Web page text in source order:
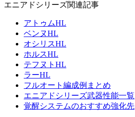
エニアドシリーズ関連記事
アトゥムHL
ベンヌHL
オシリスHL
ホルスHL
テフヌトHL
ラーHL
フルオート編成例まとめ
エニアドシリーズ武器性能一覧
覚醒システムのおすすめ強化先